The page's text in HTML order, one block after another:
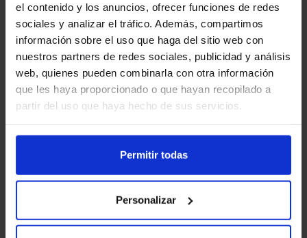
el contenido y los anuncios, ofrecer funciones de redes
sociales y analizar el tráfico. Además, compartimos
información sobre el uso que haga del sitio web con
nuestros partners de redes sociales, publicidad y análisis
web, quienes pueden combinarla con otra información
que les haya proporcionado o que hayan recopilado a
partir del uso que haya hecho de sus servicios.
Permitir todas
Personalizar
navegación post-agotamiento de
gigas
(O2 no limita tanto como
otros).
No, si consumes mucho móvily
prefieres paquetes de 50 GB o más
ser mejores).
Con esta nueva oferta,O2
demuestra que Telefónica está